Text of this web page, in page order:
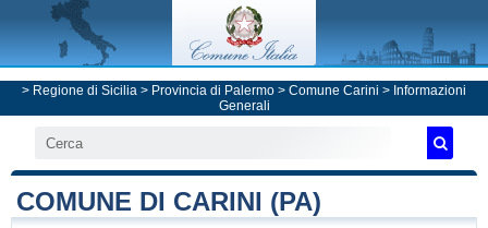
> Regione di Sicilia > Provincia di Palermo > Comune Carini > Informazioni
Generali
COMUNE DI CARINI (PA)